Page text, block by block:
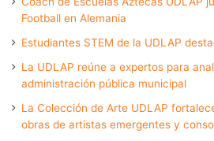
Football en Alemania
Estudiantes STEM de la UDLAP
La UDLAP reúne a expertos para
administración pública municipal
La Colección de Arte UDLAP
obras de artistas emergentes y